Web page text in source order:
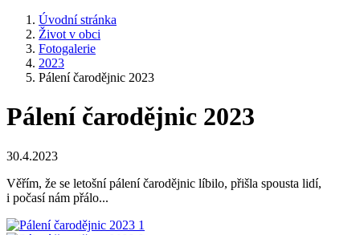
Úvodní stránka
Život v obci
Fotogalerie
2023
Pálení čarodějnic 2023
Pálení čarodějnic 2023
30.4.2023
Věřím, že se letošní pálení čarodějnic líbilo, přišla spousta lidí,
i počasí nám přálo...